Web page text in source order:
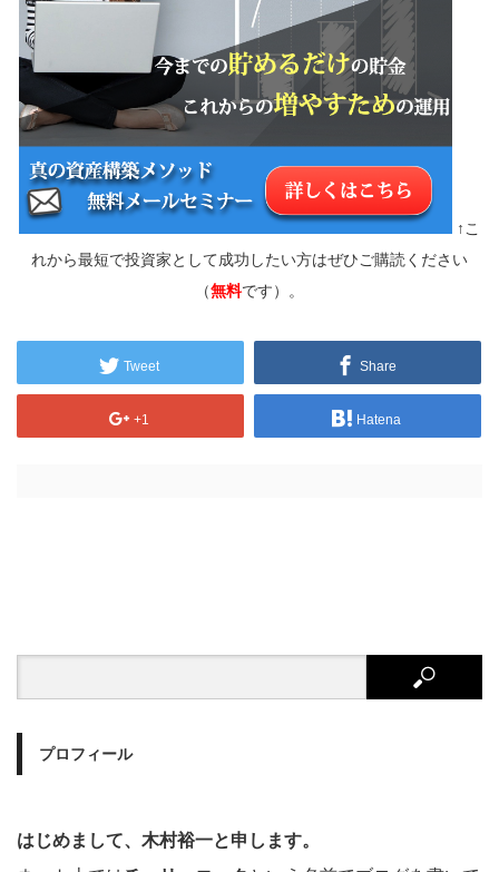
↑こ
れから最短で投資家として成功したい方はぜひご購読ください
（無料です）。
Tweet Share
+1 Hatena
プロフィール
はじめまして、木村裕一と申します。